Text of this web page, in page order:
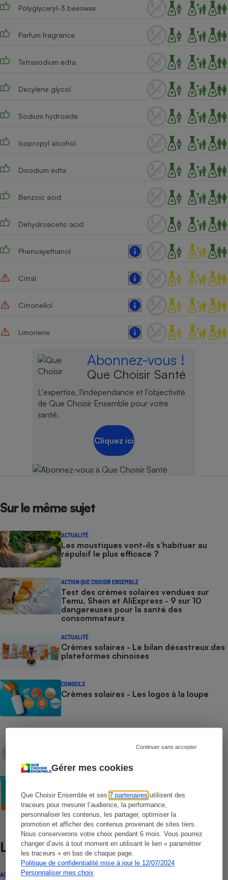
Gérer mes cookies
Que Choisir Ensemble et ses7 partenaires utilisent des
traceurs pour mesurer l’audience, la performance,
personnaliser les contenus, les partager, optimiser la
promotion et afficher des contenus provenant de sites tiers.
Nous conserverons votre choix pendant 6 mois. Vous pourrez
changer d’avis à tout moment en utilisant le lien « paramétrer
les traceurs » en bas de chaque page.
Politique de confidentialité mise à jour le 12/07/2024
Personnaliser mes choix
Continuer sans accepter
Polyglyceryl-3 beeswax
Parfum fragrance
Tetrasodium edta
Decylene glycol
Sodium hydroxide
Isopropyl alcohol
Disodium edta
Benzoic acid
Dehydroacetic acid
Phenoxyethanol
Citral
Citronellol
Limonene
Abonnez-vous !
Que Choisir Santé
L'expertise, l'indépendance et l'objectivité
de Que Choisir Ensemble pour votre
santé.
Cliquez ici
Sur le même sujet
ACTUALITÉ
Les moustiques vont-ils s’habituer au
répulsif le plus efficace ?
ACTION QUE CHOISIR ENSEMBLE
Test des crèmes solaires vendues sur
Temu, Shein et AliExpress - 9 sur 10
dangereuses pour la santé des
consommateurs
ACTUALITÉ
Crèmes solaires - Le bilan désastreux des
plateformes chinoises
CONSEILS
Crèmes solaires - Les logos à la loupe
COMMENT NOUS TESTONS
Lire aussi
ACTUALITÉ